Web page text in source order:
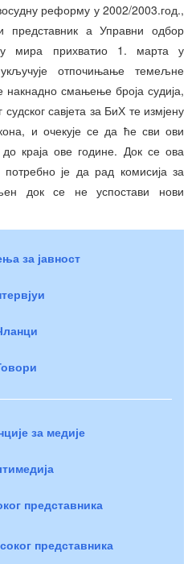
реформу у 2002/2003.год.,
представник а Управни одбор
мира прихватио 1. марта у
отпочињање темељне
накнадно смањење броја судија,
савјета за БиХ те измјену
и очекује се да ће сви ови
краја ове године. Док се ова
потребно је да рад комисија за
док се не успостави нови
за јавност
за медије
представника
представника